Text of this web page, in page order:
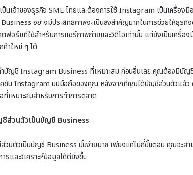
นเจ้าของธุรกิจ SME ไทยและต้องการใช้ Instagram เป็นเครื่องมื
อย่างมีประสิทธิภาพจะเป็นสิ่งสำคัญมากในการช่วยให้ธุรกิ
ฟอร์มที่ใช้สำหรับการแชร์ภาพถ่ายและวิดีโอเท่านั้น แต่ยังเป็นเครื่อ
าใหม่ ๆ ได้
าบัญชี Instagram Business ที่เหมาะสม ก่อนอื่นเลย คุณต้องมีบั
คชัน Instagram บนมือถือของคุณ หลังจากที่คุณได้บัญชีส่วนตัวแล้ว
ที่เหมาะสมสำหรับการทำการตลาด
ชีส่วนตัวเป็นบัญชี Business
วนตัวเป็นบัญชี Business นั้นง่ายมาก เพียงแค่ไม่กี่ขั้นตอน คุณจะส
รและวิเคราะห์ข้อมูลได้ดียิ่งขึ้น